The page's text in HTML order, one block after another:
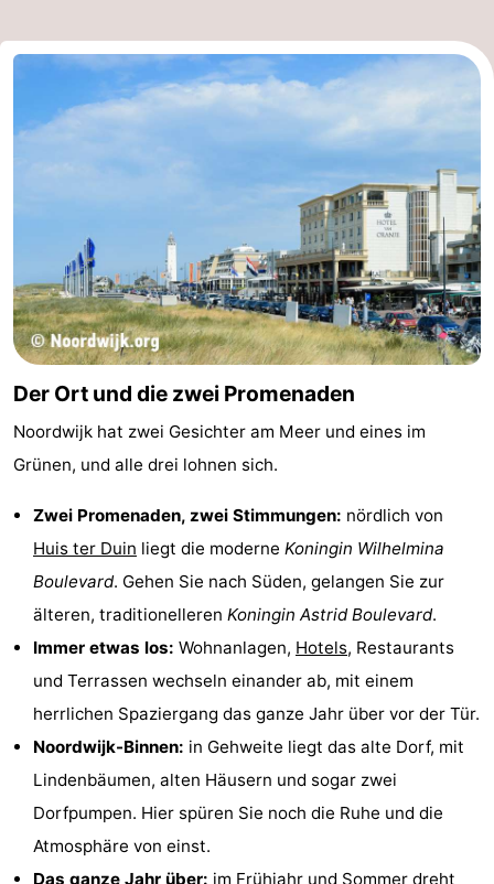
und
trinken
Veranstaltungen
Praktisch
Forum
Parken
Reisebuchshop
Medizin
Nordholland
-
Natur
Schoorlse
Bergen
Zee
Alkmaar
aan
Noordhollands
duinreservaat
Der Ort und die zwei Promenaden
Noordwijk hat zwei Gesichter am Meer und eines im
Grünen, und alle drei lohnen sich.
Zwei Promenaden, zwei Stimmungen: nördlich von
Huis ter Duin liegt die moderne Koningin Wilhelmina
Boulevard. Gehen Sie nach Süden, gelangen Sie zur
älteren, traditionelleren Koningin Astrid Boulevard.
Immer etwas los: Wohnanlagen, Hotels, Restaurants
und Terrassen wechseln einander ab, mit einem
herrlichen Spaziergang das ganze Jahr über vor der Tür.
Noordwijk-Binnen: in Gehweite liegt das alte Dorf, mit
Lindenbäumen, alten Häusern und sogar zwei
Dorfpumpen. Hier spüren Sie noch die Ruhe und die
Atmosphäre von einst.
Das ganze Jahr über: im Frühjahr und Sommer dreht